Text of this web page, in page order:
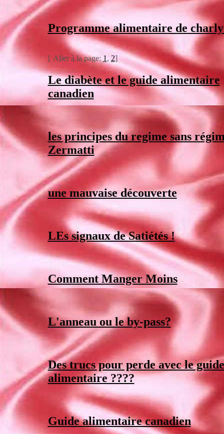
Programme alimentaire de
[ Aller à la page: 1 , 2]
Le diabète et le guide alimentaire
canadien
les principes du regime sans
Zermatti
une mauvaise découverte
LEs signaux de Satiétés !
Comment Manger Moins
L'anneau ou le by-pass?
Des trucs pour perde avec le guide
alimentaire ????
Guide alimentaire canadien